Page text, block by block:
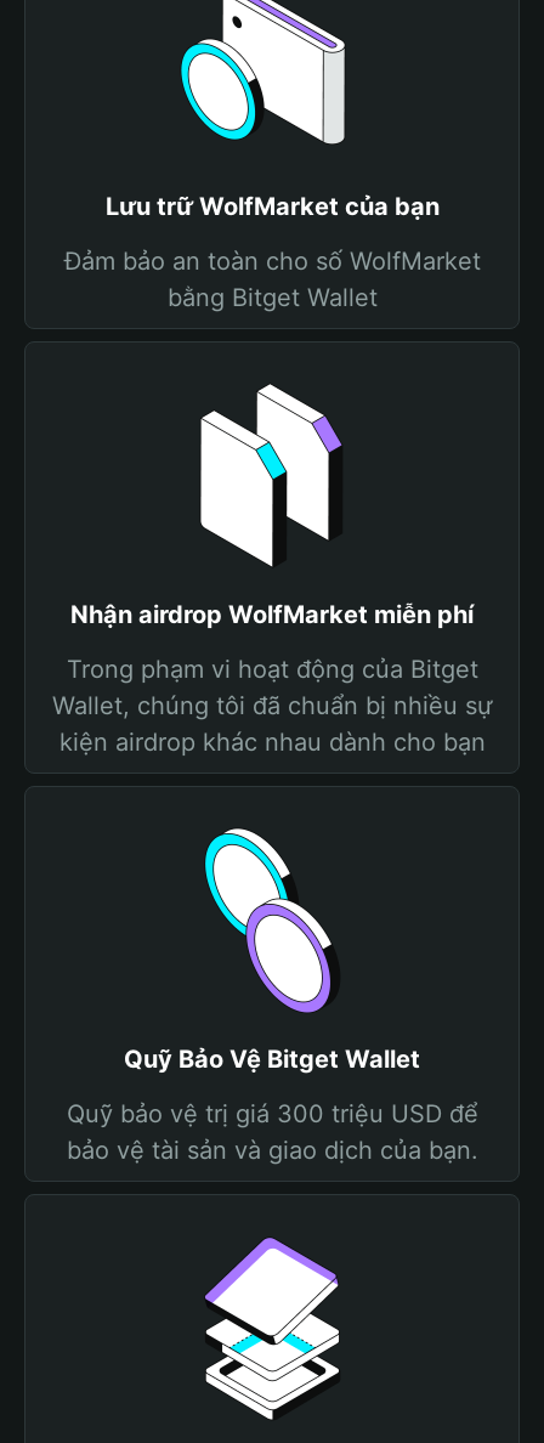
Lưu trữ WolfMarket của bạn
Đảm bảo an toàn cho số WolfMarket
bằng Bitget Wallet
Nhận airdrop WolfMarket miễn phí
Trong phạm vi hoạt động của Bitget
Wallet, chúng tôi đã chuẩn bị nhiều sự
kiện airdrop khác nhau dành cho bạn
Quỹ Bảo Vệ Bitget Wallet
Quỹ bảo vệ trị giá 300 triệu USD để
bảo vệ tài sản và giao dịch của bạn.